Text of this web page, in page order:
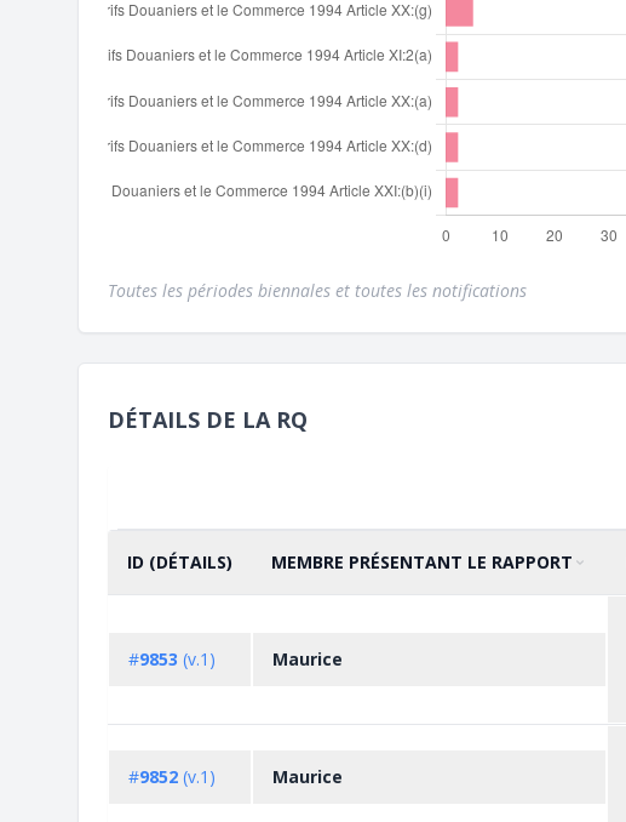
Toutes les périodes biennales et toutes les notifications
DÉTAILS DE LA RQ
ID (DÉTAILS) TRIER PAR
MEMBRE PRÉSENTANT LE RAPPORT
CROISSANT
#9853 (v.1) Maurice
#9852 (v.1) Maurice